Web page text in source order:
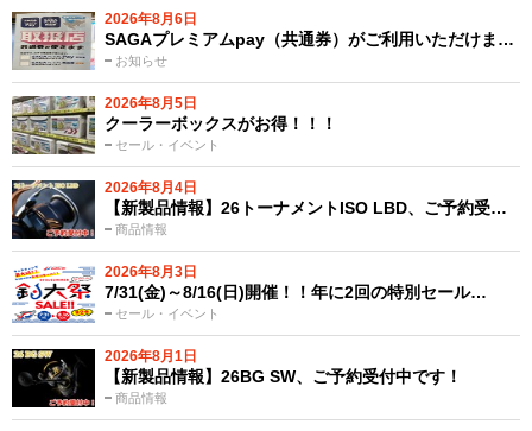
2026年8月6日
お知らせ
SAGAプレミアムpay（共通券）がご利用いただけま…
2026年8月5日
セール・イベント
クーラーボックスがお得！！！
2026年8月4日
商品情報
【新製品情報】26トーナメントISO LBD、ご予約受…
2026年8月3日
セール・イベント
7/31(金)～8/16(日)開催！！年に2回の特別セール…
2026年8月1日
商品情報
【新製品情報】26BG SW、ご予約受付中です！